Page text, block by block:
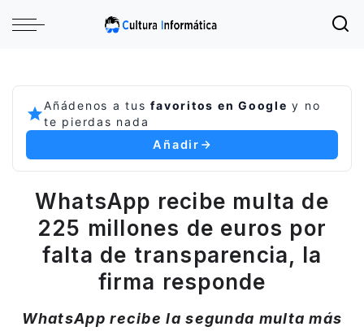
Añádenos a tusfavoritos en Google y no
te pierdas nada
Añadir
WhatsApp recibe multa de
225 millones de euros por
falta de transparencia, la
firma responde
WhatsApp recibe la segunda multa más